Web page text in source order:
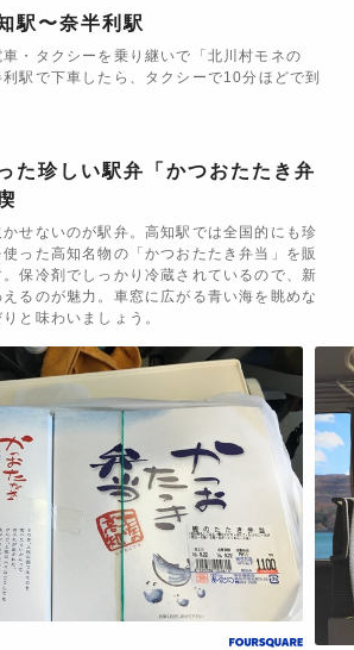
駅〜奈半利駅
・タクシーを乗り継いで「北川村モネの
駅で下車したら、タクシーで10分ほどで到
た珍しい駅弁「かつおたたき弁
せないのが駅弁。高知駅では全国的にも珍
使った高知名物の「かつおたたき弁当」を販
保冷剤でしっかり冷蔵されているので、新
るのが魅力。車窓に広がる青い海を眺めな
と味わいましょう。